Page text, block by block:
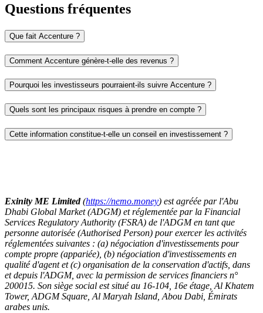
Questions fréquentes
Que fait Accenture ?
Comment Accenture génère-t-elle des revenus ?
Pourquoi les investisseurs pourraient-ils suivre Accenture ?
Quels sont les principaux risques à prendre en compte ?
Cette information constitue-t-elle un conseil en investissement ?
Exinity ME Limited(https://nemo.money) est agréée par l'Abu
Dhabi Global Market (ADGM) et réglementée par la Financial
Services Regulatory Authority (FSRA) de l'ADGM en tant que
personne autorisée (Authorised Person) pour exercer les activités
réglementées suivantes : (a) négociation d'investissements pour
compte propre (appariée), (b) négociation d'investissements en
qualité d'agent et (c) organisation de la conservation d'actifs, dans
et depuis l'ADGM, avec la permission de services financiers n°
200015. Son siège social est situé au 16-104, 16e étage, Al Khatem
Tower, ADGM Square, Al Maryah Island, Abou Dabi, Émirats
arabes unis.